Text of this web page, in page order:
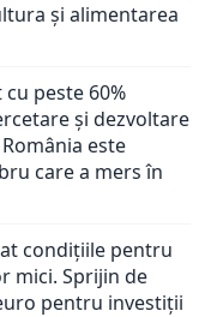
și alimentarea
peste 60%
și dezvoltare
este
care a mers în
condițiile pentru
mici. Sprijin de
pentru investiții